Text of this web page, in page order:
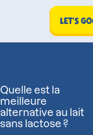
LET'S GO
Quelle est la
meilleure
alternative au lait
sans lactose ?